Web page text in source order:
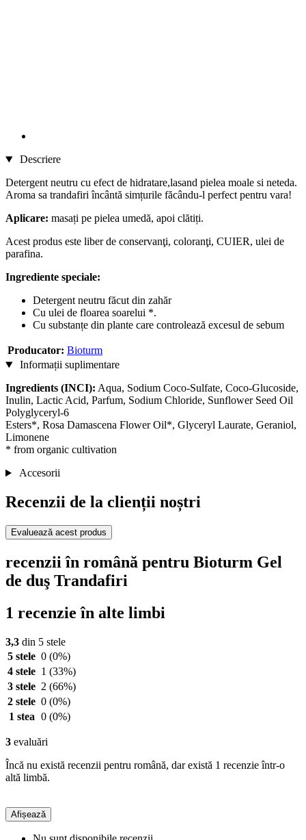
Descriere
Detergent neutru cu efect de hidratare,lasand pielea moale si neteda.
Aroma sa trandafiri încântă simțurile făcându-l perfect pentru vara!
Aplicare: masați pe pielea umedă, apoi clătiți.
Acest produs este liber de conservanţi, coloranţi, CUIER, ulei de
parafina.
Ingrediente speciale:
Detergent neutru făcut din zahăr
Cu ulei de floarea soarelui *.
Cu substanțe din plante care controlează excesul de sebum
Producator: Bioturm
Informații suplimentare
Ingredients (INCI): Aqua, Sodium Coco-Sulfate, Coco-Glucoside,
Inulin, Lactic Acid, Parfum, Sodium Chloride, Sunflower Seed Oil
Polyglyceryl-6
Esters*, Rosa Damascena Flower Oil*, Glyceryl Laurate, Geraniol,
Limonene
* from organic cultivation
Accesorii
Recenzii de la clienții noștri
Evaluează acest produs
recenzii în română pentru Bioturm Gel
de duş Trandafiri
1 recenzie în alte limbi
3,3 din 5 stele
5 stele 0 (0%)
4 stele 1 (33%)
3 stele 2 (66%)
2 stele 0 (0%)
1 stea 0 (0%)
3 evaluări
Încă nu există recenzii pentru română, dar există 1 recenzie într-o
altă limbă.
Afișează